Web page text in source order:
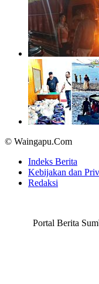
© Waingapu.Com
Indeks Berita
Kebijakan dan
Redaksi
Portal Berita